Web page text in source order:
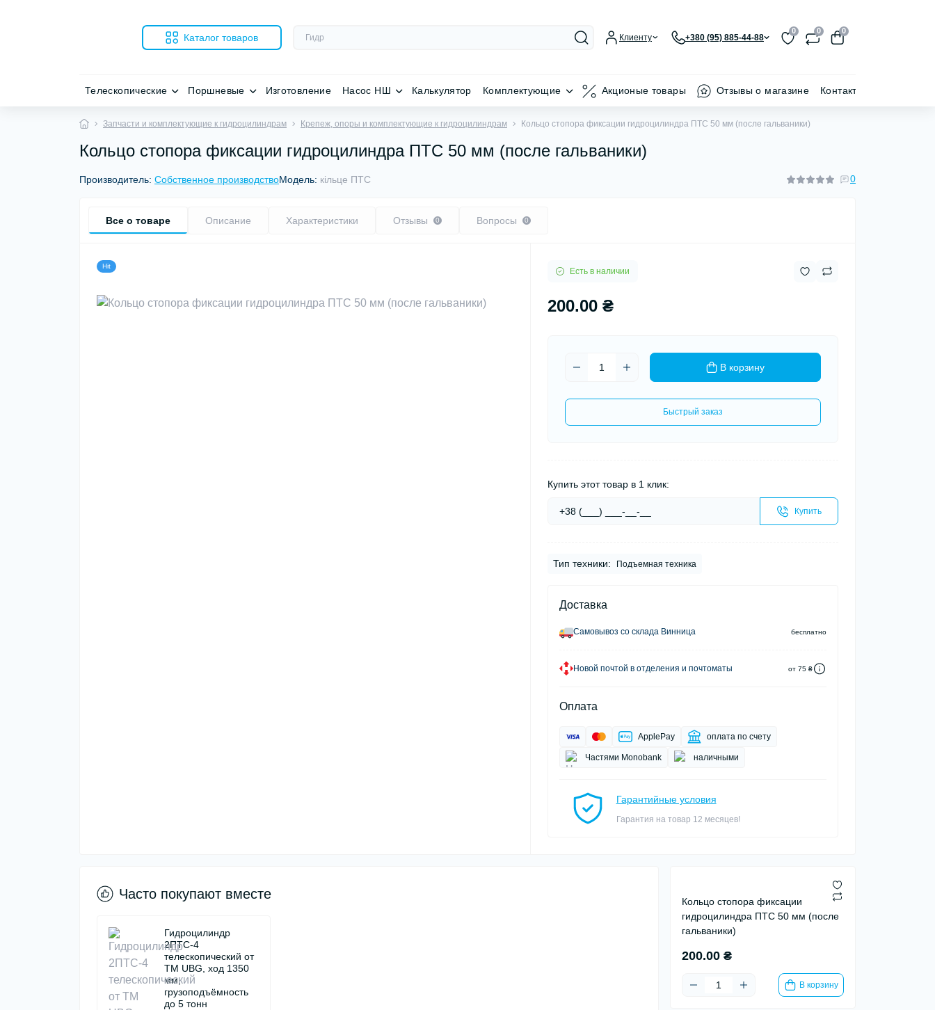
Каталог товаров Клиенту +380 (95) 885-44-88
0 0 0
Телескопические Поршневые Изготовление Насос НШ Калькулятор Комплектующие Акционые товары Отзывы о магазине Контакти
Запчасти и комплектующие к гидроцилиндрам Крепеж, опоры и комплектующие к гидроцилиндрам Кольцо стопора фиксации гидроцилиндра ПТС 50 мм (после гальваники)
Кольцо стопора фиксации гидроцилиндра ПТС 50 мм (после гальваники)
Производитель: Собственное производствоМодель: кільце ПТС 0
Все о товаре Описание Характеристики Отзывы 0 Вопросы 0
Hit
Есть в наличии
200.00 ₴
В корзину
Быстрый заказ
Купить этот товар в 1 клик:
Купить
Тип техники: Подъемная техника
Доставка
Самовывоз со склада Винница бесплатно
Новой почтой в отделения и почтоматы от 75 ₴
Оплата
ApplePay оплата по счету
Частями Monobank наличными
Гарантийные условия
Гарантия на товар 12 месяцев!
Кольцо стопора фиксации
гидроцилиндра ПТС 50 мм (после
гальваники)
200.00 ₴
В корзину
Часто покупают вместе
Гидроцилиндр
2ПТС-4
телескопический от
ТМ UBG, ход 1350
мм,
грузоподъёмность
до 5 тонн